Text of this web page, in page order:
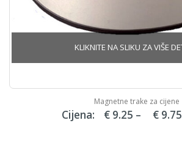
Magnetne trake za cijene
Cijena: € 9.25 – € 9.75